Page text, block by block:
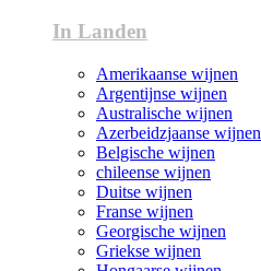
In Landen
Amerikaanse wijnen
Argentijnse wijnen
Australische wijnen
Azerbeidzjaanse wijnen
Belgische wijnen
chileense wijnen
Duitse wijnen
Franse wijnen
Georgische wijnen
Griekse wijnen